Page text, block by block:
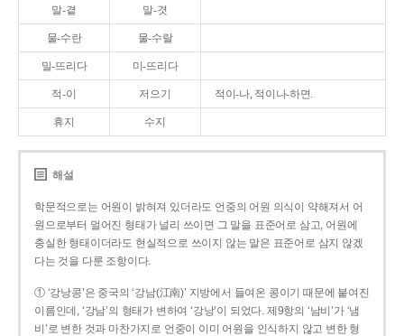
말-곁 말-겻
물-수란 물-수랄
밀-뜨리다 미-뜨리다
적-이 저으기 적이-나, 적이나-하면.
휴지 수지
해설
학문적으로는 어원이 밝혀져 있더라도 언중의 어원 의식이 약해져서 어
원으로부터 멀어진 형태가 널리 쓰이면 그 말을 표준어로 삼고, 어원에
충실한 형태이더라도 현실적으로 쓰이지 않는 말은 표준어로 삼지 않겠
다는 것을 다룬 조항이다.
① ‘강낭콩’은 중국의 ‘강남(江南)’ 지방에서 들여온 콩이기 때문에 붙여진
이름인데, ‘강남’의 형태가 변하여 ‘강낭’이 되었다. 제9항의 ‘남비’가 ‘냄
비’로 변한 것과 마찬가지로 언중이 이미 어원을 인식하지 않고 변한 형